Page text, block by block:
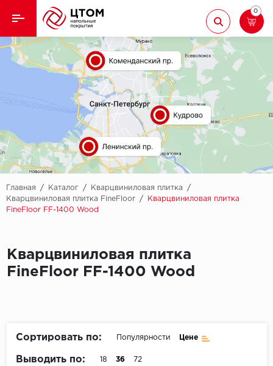
Назад
Кварцвиниловая плитка
Назад
Aberhof
Adelar
Alfa
AllureFloor
Ламинат
Ковролин
Линолеум
Паркет
Паркетная доска
Подложка
0
Главная / Каталог / Кварцвиниловая плитка
/
Кварцвиниловая плитка FineFloor
/
Кварцвиниловая плитка
FineFloor FF-1400 Wood
Кварцвиниловая плитка
FineFloor FF-1400 Wood
Сортировать по: Популярности Цене
Выводить по: 18 36 72